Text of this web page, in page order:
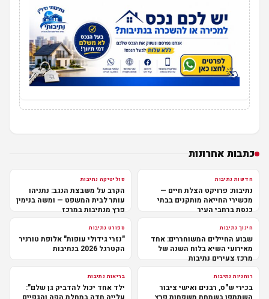
כתבות אחרונות
חדשות נתיבות
נתיבות: פרויקט הצלת חיים —
מכשירי החייאה מותקנים בבתי
כנסת ברחבי העיר
פוליטיקה נתיבות
הקרב על משבצת הנגב: נתניהו
עותר לבית המשפט — ומשה בנימין
פרץ מנתיבות במרכז
חינוך נתיבות
שבוע החיילים המשוחררים: אחד
מאירועי השיא בלוח השנה של
מרכז צעירים נתיבות
ספורט נתיבות
"נזרי גידולי עופות" אלופת טורניר
הקטרגל 2026 בנתיבות
רוחניות נתיבות
בכירי ש"ס, רבנים ואישי ציבור
בריאות נתיבות
ילד אחד יכול להדביק גן שלם":